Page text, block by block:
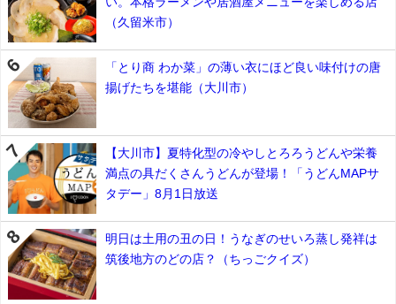
（久留米市）
「とり商 わか菜」の薄い衣にほど良い味付けの唐
揚げたちを堪能（大川市）
【大川市】夏特化型の冷やしとろろうどんや栄養
満点の具だくさんうどんが登場！「うどんMAPサ
タデー」8月1日放送
明日は土用の丑の日！うなぎのせいろ蒸し発祥は
筑後地方のどの店？（ちっごクイズ）